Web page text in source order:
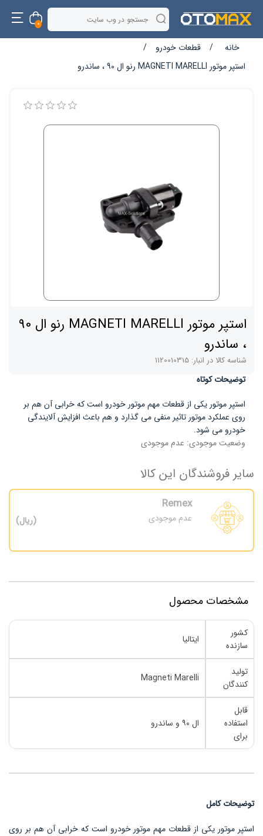
0
خانه / قطعات خودرو
/
استپر موتور MAGNETI MARELLI رنو ال 90 ، ساندرو
استپر موتور MAGNETI MARELLI رنو ال 90
، ساندرو
شناسه کالا در انبار: 1120010315
توضیحات کوتاه
استپر موتور یکی از قطعات مهم موتور خودرو است که خرابی آن هم بر
روی عملکرد موتور تاثیر منفی می گذارد و هم باعث افزایش آلایندگی
خودرو می شود.
وضعیت موجودی: عدم موجودی
سایر فروشندگان این کالا
Remex
عدم موجودی (ریال)
مشخصات محصول
کشور
سازنده
ایتالیا
تولید
کنندگان
Magneti Marelli
قابل
استفاده
برای
ال ۹۰ و ساندرو
توضیحات کامل
استپر موتور یکی از قطعات مهم موتور خودرو است که خرابی آن هم بر روی